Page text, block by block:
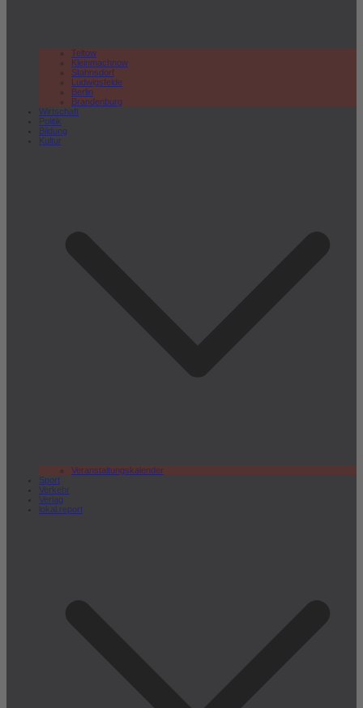
Teltow
Kleinmachnow
Stahnsdorf
Ludwigsfelde
Berlin
Brandenburg
Wirtschaft
Politik
Bildung
Kultur
Veranstaltungskalender
Sport
Verkehr
Verlag
lokal.report